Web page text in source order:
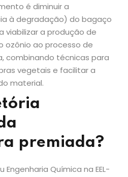
é diminuir a
à degradação) do bagaço
a produção de
ozônio ao processo de
combinando técnicas para
vegetais e facilitar a
material.
premiada?
Engenharia Química na EEL-